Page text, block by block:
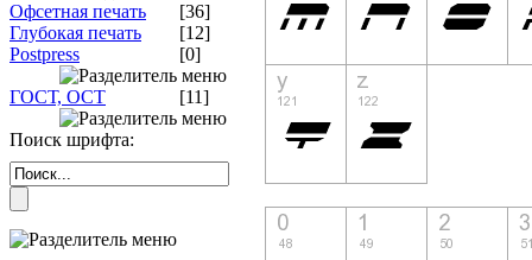
Офсетная печать
[36]
Глубокая печать
[12]
Postpress
[0]
ГОСТ, ОСТ [11]
Поиск шрифта: